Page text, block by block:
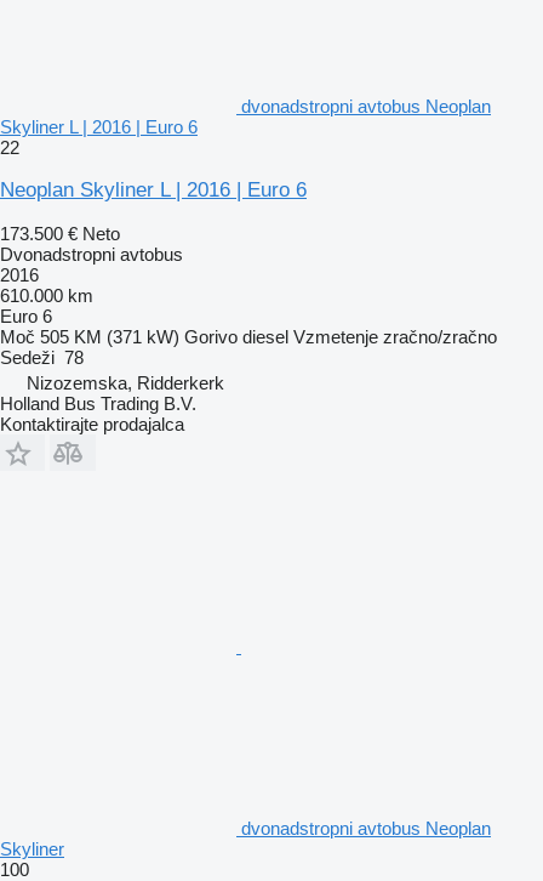
dvonadstropni avtobus Neoplan
Skyliner L | 2016 | Euro 6
22
Neoplan Skyliner L | 2016 | Euro 6
173.500 € Neto
Dvonadstropni avtobus
2016
610.000 km
Euro 6
Moč 505 KM (371 kW) Gorivo diesel Vzmetenje zračno/zračno
Sedeži 78
Nizozemska, Ridderkerk
Holland Bus Trading B.V.
Kontaktirajte prodajalca
dvonadstropni avtobus Neoplan
Skyliner
100